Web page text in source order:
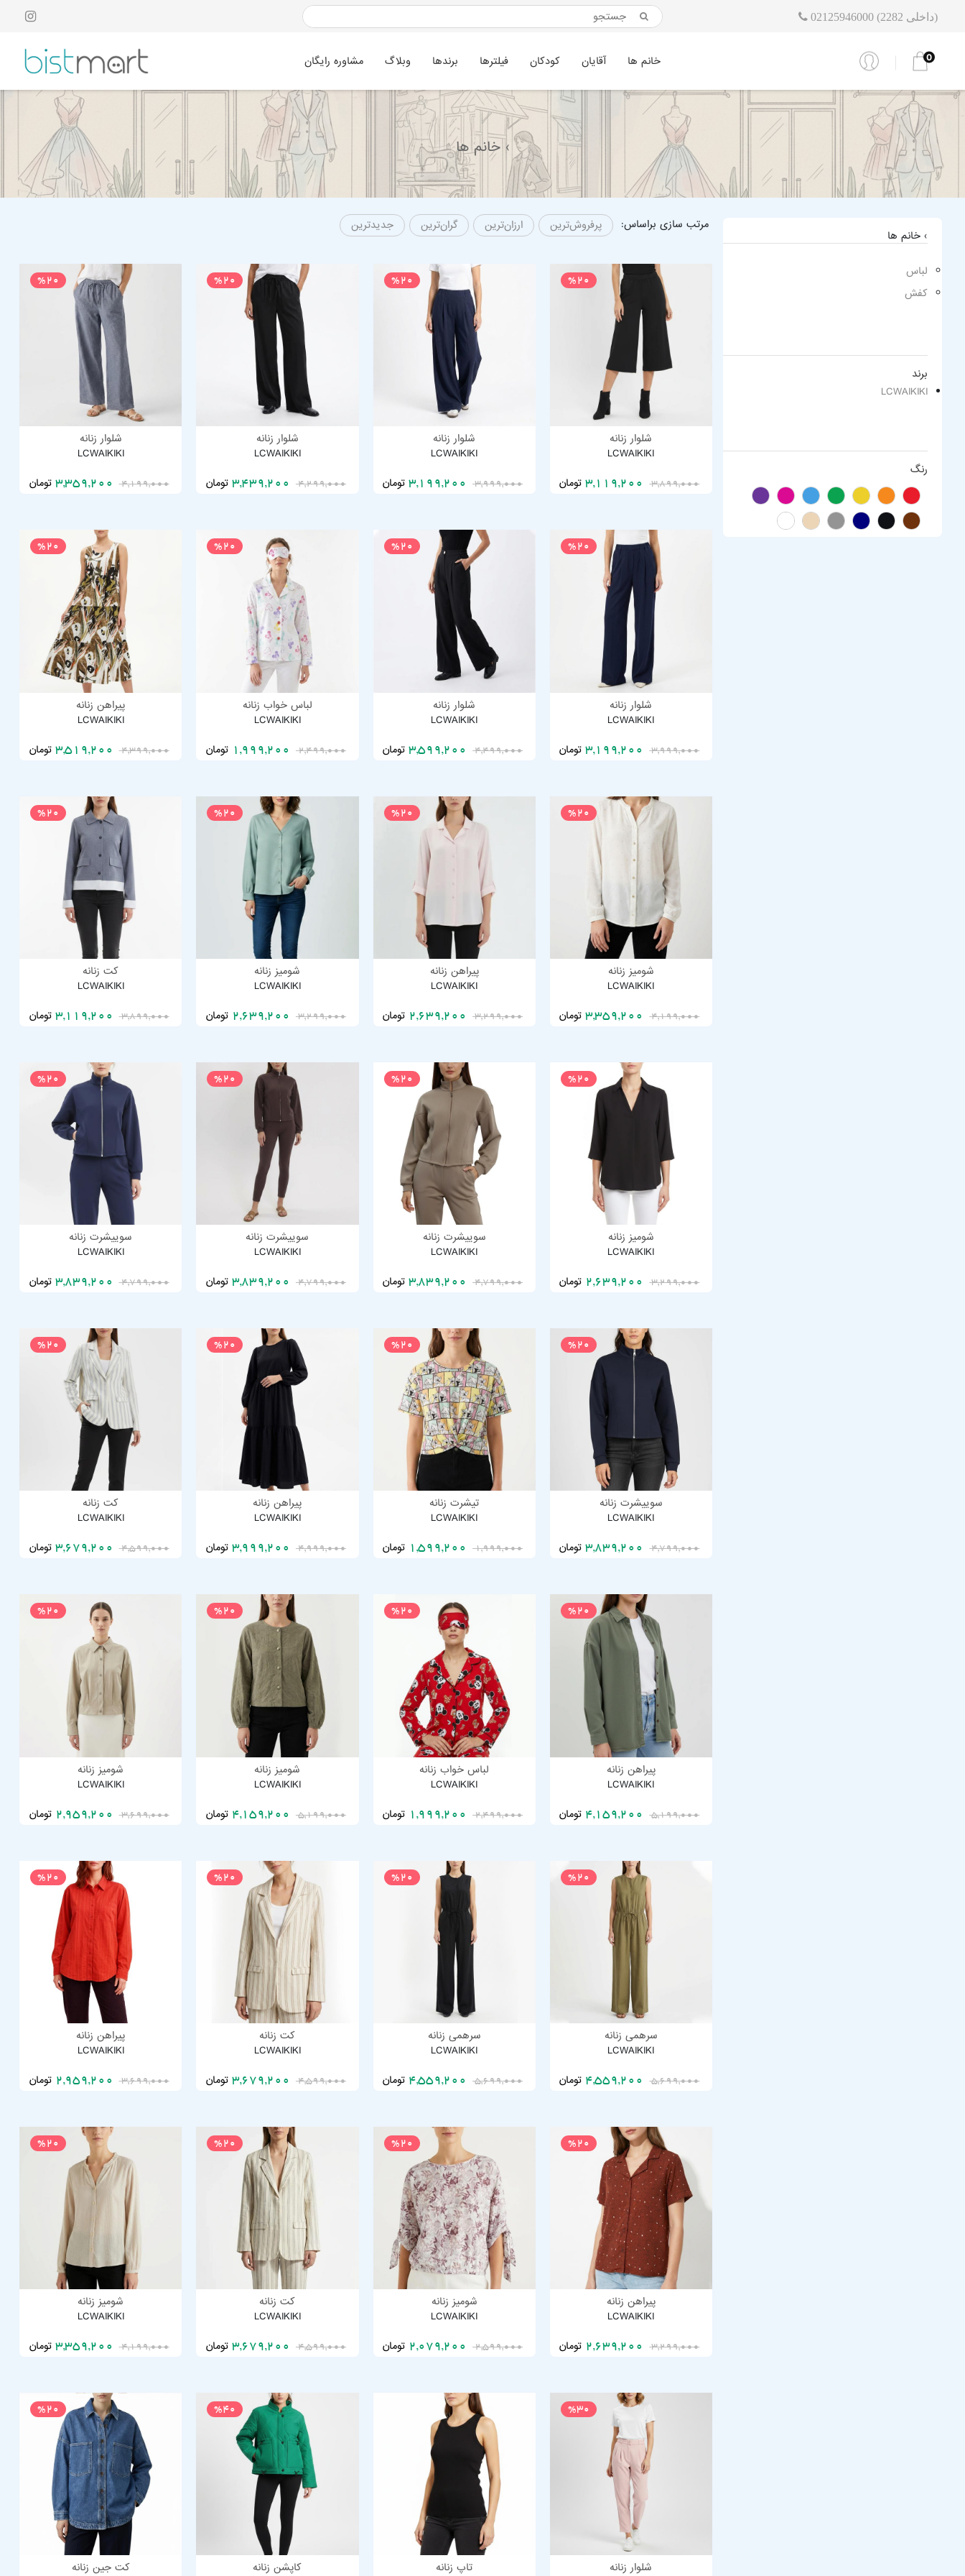
02125946000 (داخلی 2282)
خانم ها آقایان کودکان فیلترها برندها وبلاگ مشاوره رایگان 0
› خانم ها
› خانم ها
لباس
کفش
برند
LCWAIKIKI
رنگ
مرتب سازی براساس: پرفروش‌ترین ارزان‌ترین گران‌ترین جدیدترین
%20
شلوار زنانه
LCWAIKIKI
3,899,000
3,119,200 تومان
%20
شلوار زنانه
LCWAIKIKI
3,999,000
3,199,200 تومان
%20
شلوار زنانه
LCWAIKIKI
4,299,000 تومان
%20
شلوار زنانه
LCWAIKIKI
4,199,000
3,359,200 تومان
%20
شلوار زنانه
LCWAIKIKI
3,999,000
3,199,200 تومان
%20
شلوار زنانه
LCWAIKIKI
4,499,000
3,599,200 تومان
%20
لباس خواب زنانه
LCWAIKIKI
2,499,000 تومان
%20
پیراهن زنانه
LCWAIKIKI
4,399,000
3,519,200 تومان
%20
شومیز زنانه
LCWAIKIKI
4,199,000
3,359,200 تومان
%20
پیراهن زنانه
LCWAIKIKI
3,299,000
2,639,200 تومان
%20
شومیز زنانه
LCWAIKIKI
3,299,000 تومان
%20
کت زنانه
LCWAIKIKI
3,899,000
3,119,200 تومان
%20
شومیز زنانه
LCWAIKIKI
3,299,000
2,639,200 تومان
%20
سوییشرت زنانه
LCWAIKIKI
4,799,000
3,839,200 تومان
%20
سوییشرت زنانه
LCWAIKIKI
4,799,000 تومان
%20
سوییشرت زنانه
LCWAIKIKI
4,799,000
3,839,200 تومان
%20
سوییشرت زنانه
LCWAIKIKI
4,799,000
3,839,200 تومان
%20
تیشرت زنانه
LCWAIKIKI
1,999,000
1,599,200 تومان
%20
پیراهن زنانه
LCWAIKIKI
4,999,000 تومان
%20
کت زنانه
LCWAIKIKI
4,599,000
3,679,200 تومان
%20
پیراهن زنانه
LCWAIKIKI
5,199,000
4,159,200 تومان
%20
لباس خواب زنانه
LCWAIKIKI
2,499,000
1,999,200 تومان
%20
شومیز زنانه
LCWAIKIKI
5,199,000 تومان
%20
شومیز زنانه
LCWAIKIKI
3,699,000
2,959,200 تومان
%20
سرهمی زنانه
LCWAIKIKI
5,699,000
4,559,200 تومان
%20
سرهمی زنانه
LCWAIKIKI
5,699,000
4,559,200 تومان
%20
کت زنانه
LCWAIKIKI
4,599,000 تومان
%20
پیراهن زنانه
LCWAIKIKI
3,699,000
2,959,200 تومان
%20
پیراهن زنانه
LCWAIKIKI
3,299,000
2,639,200 تومان
%20
شومیز زنانه
LCWAIKIKI
2,599,000
2,079,200 تومان
%20
کت زنانه
LCWAIKIKI
4,599,000 تومان
%20
شومیز زنانه
LCWAIKIKI
4,199,000
3,359,200 تومان
%30
شلوار زنانه
تاپ زنانه
%40
کاپشن زنانه
%20
کت جین زنانه